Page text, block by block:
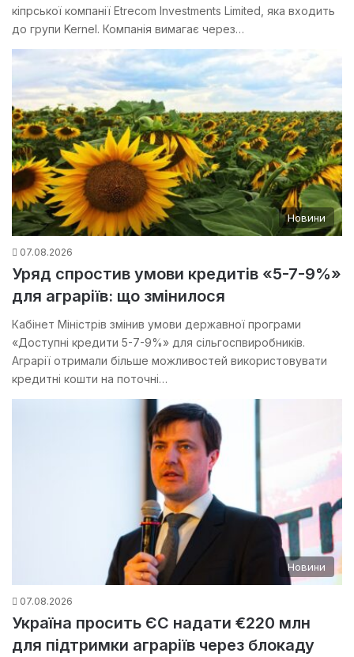
кіпрської компанії Etrecom Investments Limited, яка входить
до групи Kernel. Компанія вимагає через…
Новини
07.08.2026
Уряд спростив умови кредитів «5-7-9%»
для аграріїв: що змінилося
Кабінет Міністрів змінив умови державної програми
«Доступні кредити 5-7-9%» для сільгоспвиробників.
Аграрії отримали більше можливостей використовувати
кредитні кошти на поточні…
Новини
07.08.2026
Україна просить ЄС надати €220 млн
для підтримки аграріїв через блокаду